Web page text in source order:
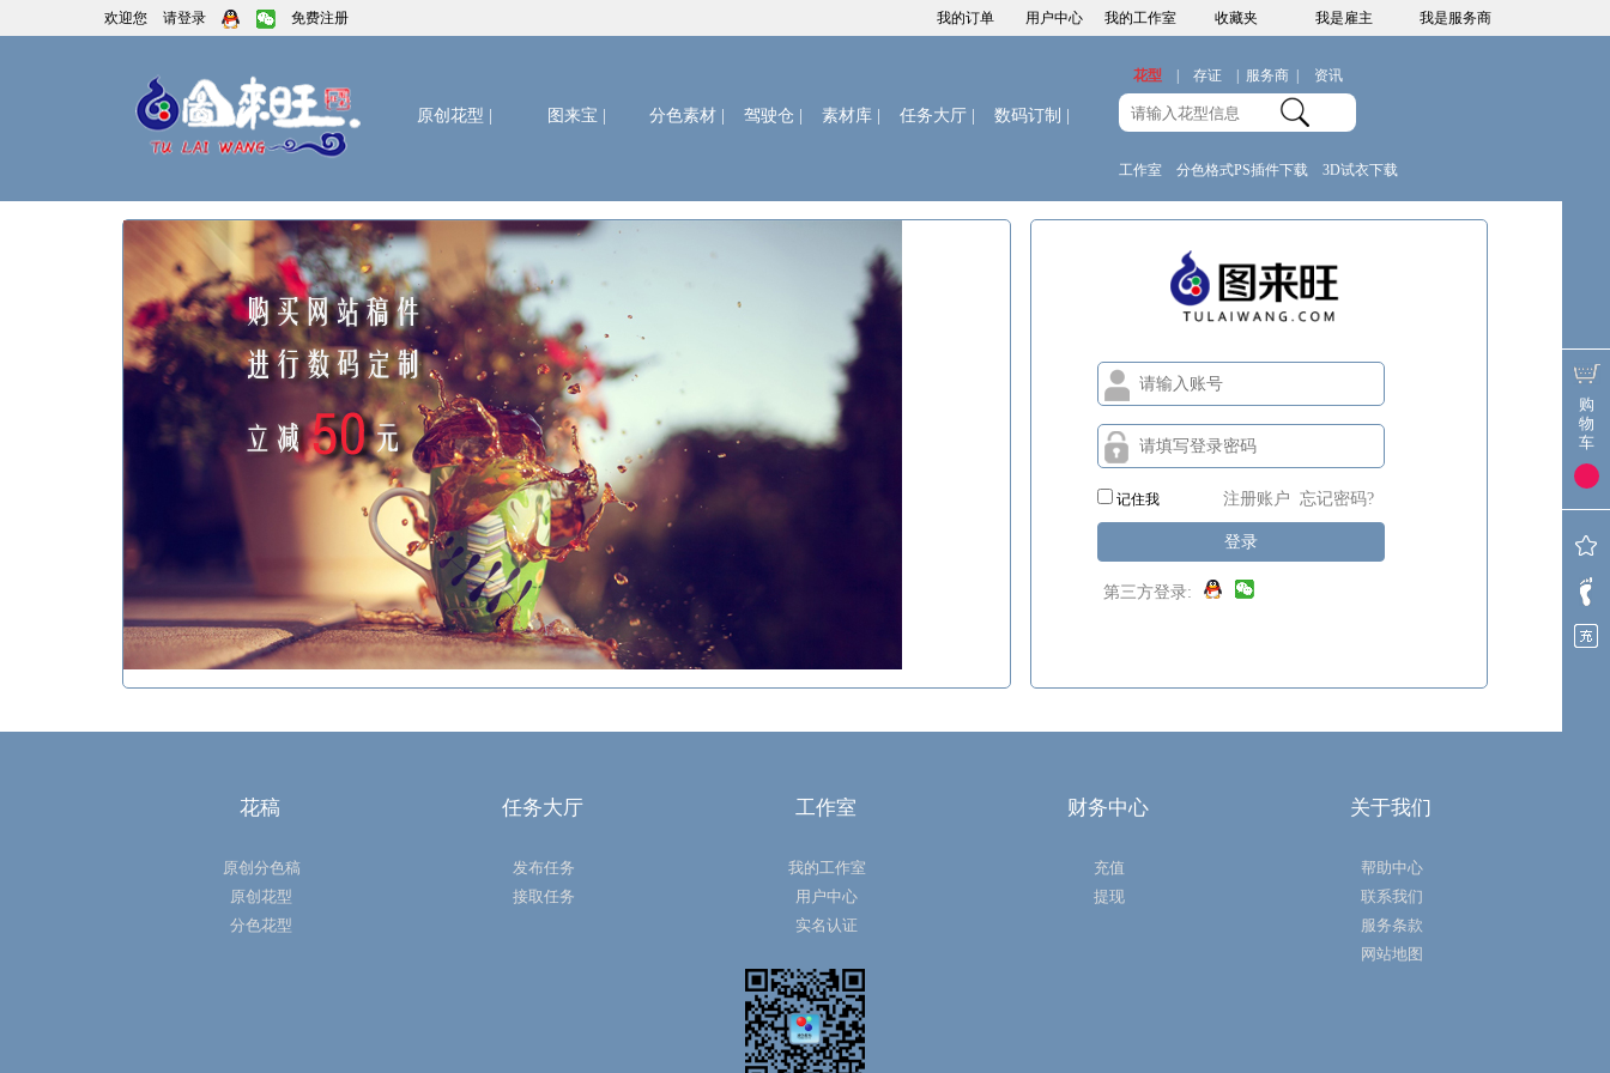
欢迎您 请登录 免费注册 我是服务商
我是雇主
收藏夹
我的订单 用户中心 我的工作室
原创花型 分色素材 | 驾驶仓 | 素材库 | 任务大厅 | 数码订制 |
图来宝
花型 存证 服务商 资讯
工作室 分色格式PS插件下载 3D试衣下载
记住我 注册账户 忘记密码?
登录
第三方登录:
购
物
车
花稿
原创分色稿
原创花型
分色花型
任务大厅
发布任务
接取任务
工作室
我的工作室
用户中心
实名认证
财务中心
充值
提现
关于我们
帮助中心
联系我们
服务条款
网站地图